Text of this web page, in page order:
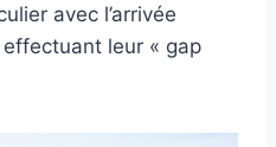
avec l’arrivée
leur « gap